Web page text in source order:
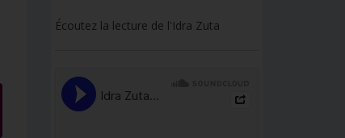
Écoutez la lecture de l'Idra Zuta